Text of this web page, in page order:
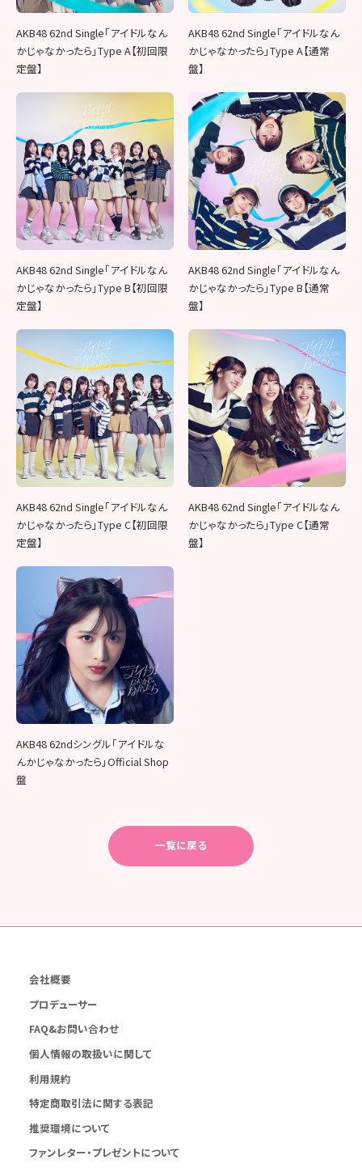
AKB48 62nd Single「アイドルなん
かじゃなかったら」Type A【初回限
定盤】
AKB48 62nd Single「アイドルなん
かじゃなかったら」Type A【通常
盤】
AKB48 62nd Single「アイドルなん
かじゃなかったら」Type B【初回限
定盤】
AKB48 62nd Single「アイドルなん
かじゃなかったら」Type B【通常
盤】
AKB48 62nd Single「アイドルなん
かじゃなかったら」Type C【初回限
定盤】
AKB48 62nd Single「アイドルなん
かじゃなかったら」Type C【通常
盤】
AKB48 62ndシングル「アイドルな
んかじゃなかったら」Official Shop
盤
一覧に戻る
会社概要
プロデューサー
FAQ&お問い合わせ
個人情報の取扱いに関して
利用規約
特定商取引法に関する表記
推奨環境について
ファンレター・プレゼントについて